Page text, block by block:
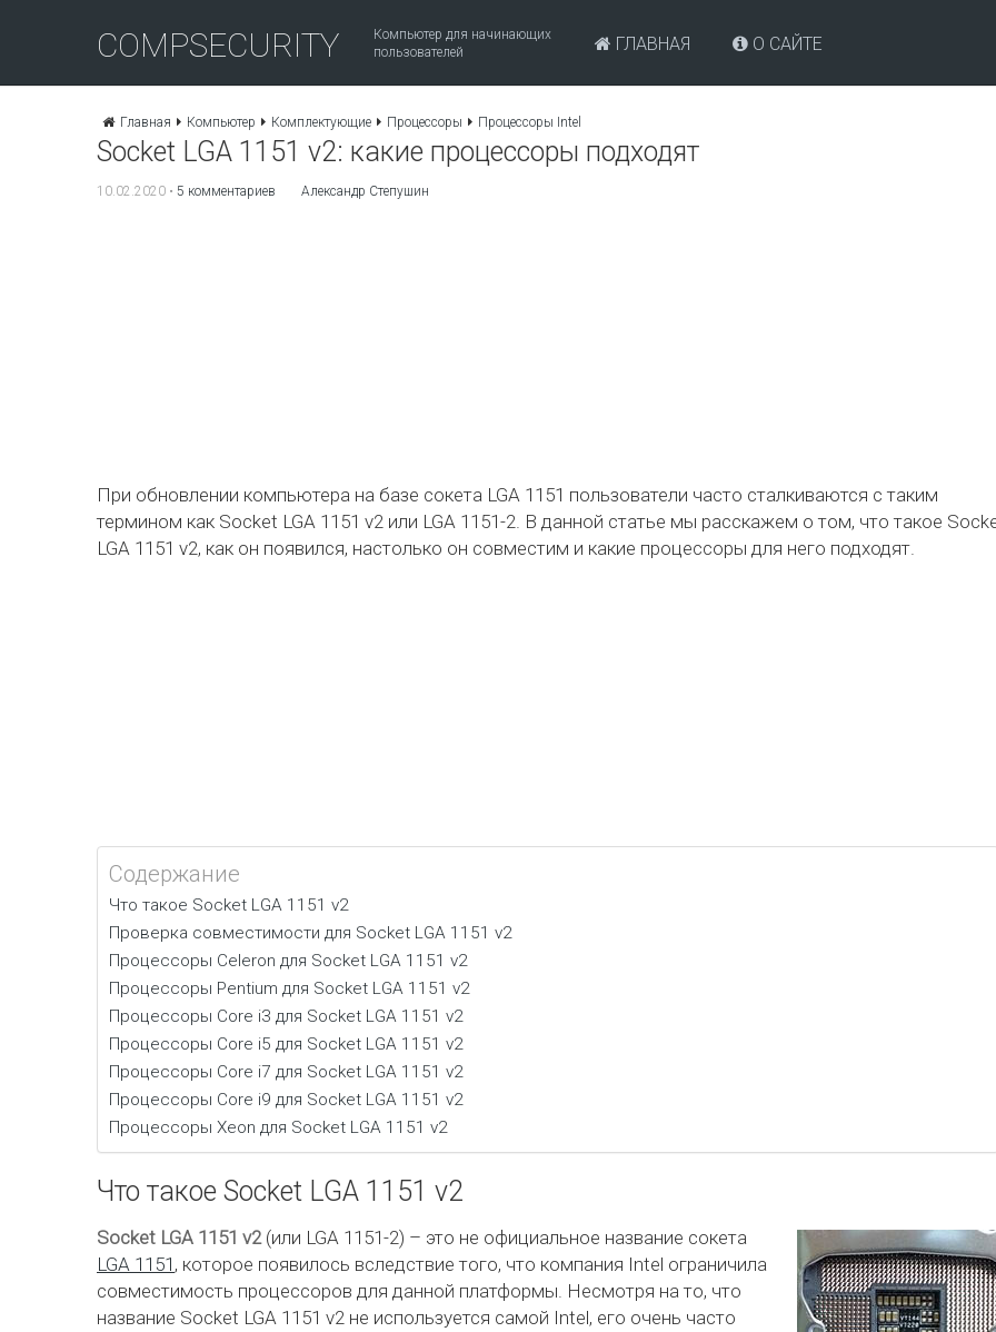
COMPSECURITY
Компьютер для начинающих
пользователей
ГЛАВНАЯ О САЙТЕ
Главная Компьютер Комплектующие Процессоры Процессоры Intel
Socket LGA 1151 v2: какие процессоры подходят
10.02.2020 • 5 комментариев Александр Степушин
При обновлении компьютера на базе сокета LGA 1151 пользователи часто сталкиваются с таким
термином как Socket LGA 1151 v2 или LGA 1151-2. В данной статье мы расскажем о том, что такое
LGA 1151 v2, как он появился, настолько он совместим и какие процессоры для него подходят.
Содержание
Что такое Socket LGA 1151 v2
Проверка совместимости для Socket LGA 1151 v2
Процессоры Celeron для Socket LGA 1151 v2
Процессоры Pentium для Socket LGA 1151 v2
Процессоры Core i3 для Socket LGA 1151 v2
Процессоры Core i5 для Socket LGA 1151 v2
Процессоры Core i7 для Socket LGA 1151 v2
Процессоры Core i9 для Socket LGA 1151 v2
Процессоры Xeon для Socket LGA 1151 v2
Что такое Socket LGA 1151 v2
Socket LGA 1151 v2(или LGA 1151-2) – это не официальное название сокета
LGA 1151 , которое появилось вследствие того, что компания Intel ограничила
совместимость процессоров для данной платформы. Несмотря на то, что
название Socket LGA 1151 v2 не используется самой Intel, его очень часто